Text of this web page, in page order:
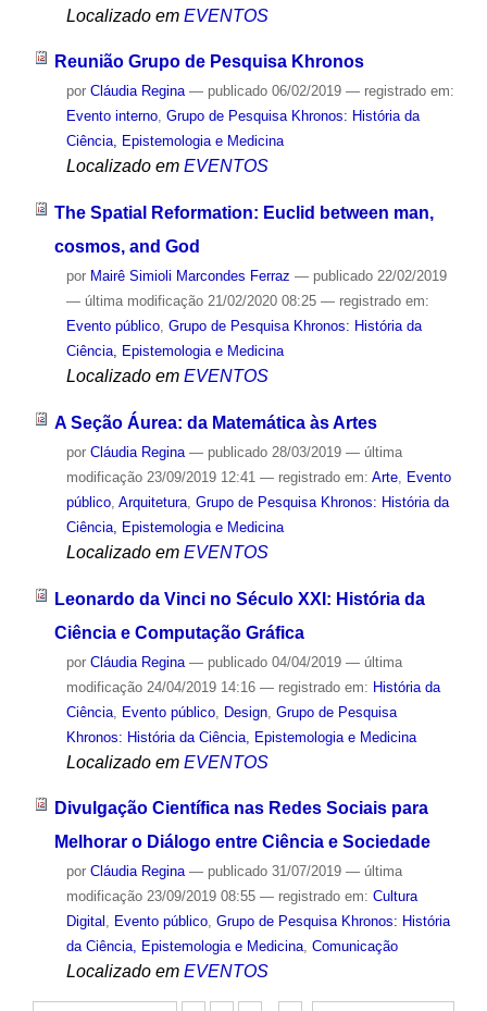
Localizado em EVENTOS
Reunião Grupo de Pesquisa Khronos
por Cláudia Regina — publicado06/02/2019 — registrado em:
Evento interno, Grupo de Pesquisa Khronos: História da
Ciência, Epistemologia e Medicina
Localizado em EVENTOS
The Spatial Reformation: Euclid between man,
cosmos, and God
por Mairê Simioli Marcondes Ferraz — publicado22/02/2019
— última modificação21/02/2020 08:25 — registrado em:
Evento público, Grupo de Pesquisa Khronos: História da
Ciência, Epistemologia e Medicina
Localizado em EVENTOS
A Seção Áurea: da Matemática às Artes
por Cláudia Regina — publicado28/03/2019 — última
modificação23/09/2019 12:41 — registrado em: Arte,
Evento
público, Arquitetura, Grupo de Pesquisa Khronos: História da
Ciência, Epistemologia e Medicina
Localizado em EVENTOS
Leonardo da Vinci no Século XXI: História da
Ciência e Computação Gráfica
por Cláudia Regina — publicado04/04/2019 — última
modificação24/04/2019 14:16 — registrado em: História da
Ciência, Evento público, Design, Grupo de Pesquisa
Khronos: História da Ciência, Epistemologia e Medicina
Localizado em EVENTOS
Divulgação Científica nas Redes Sociais para
Melhorar o Diálogo entre Ciência e Sociedade
por Cláudia Regina — publicado31/07/2019 — última
modificação23/09/2019 08:55 — registrado em: Cultura
Digital , Evento público, Grupo de Pesquisa Khronos: História
da Ciência, Epistemologia e Medicina, Comunicação
Localizado em EVENTOS